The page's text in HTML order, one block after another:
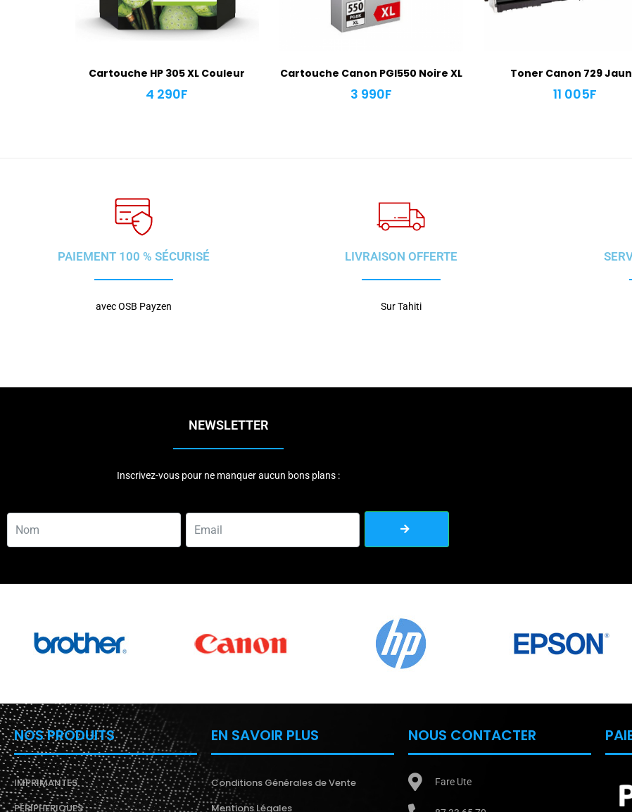
Cartouche HP 305 XL Couleur
4 290F
Cartouche Canon PGI550 Noire XL
3 990F
Toner Canon 729
11 005F
PAIEMENT 100 % SÉCURISÉ
avec OSB Payzen
LIVRAISON OFFERTE
Sur Tahiti
NEWSLETTER
Inscrivez-vous pour ne manquer aucun bons plans :
NOS PRODUITS
IMPRIMANTES
PÉRIPHERIQUES
EN SAVOIR PLUS
Conditions Générales de Vente
Mentions Légales
NOUS CONTACTER
Fare Ute